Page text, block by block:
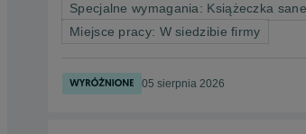
Specjalne wymagania: Książeczka
Miejsce pracy: W siedzibie firmy
05 sierpnia 2026